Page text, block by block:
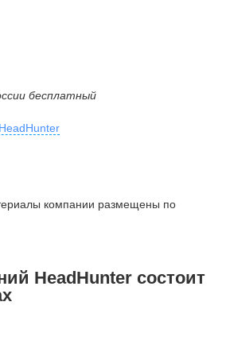
бесплатный
компании размещены по
HeadHunter состоит